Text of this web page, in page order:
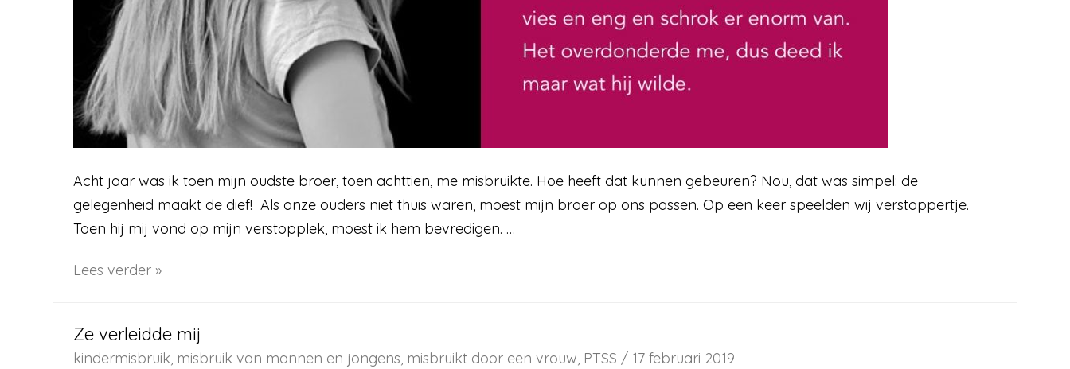
Acht jaar was ik toen mijn oudste broer, toen achttien, me misbruikte. Hoe heeft dat kunnen gebeuren? Nou, dat was simpel: de
gelegenheid maakt de dief! Als onze ouders niet thuis waren, moest mijn broer op ons passen. Op een keer speelden wij verstoppertje.
Toen hij mij vond op mijn verstopplek, moest ik hem bevredigen. …
Zo
Lees verder »
Ze verleidde mij
kindermisbruik, misbruik van mannen en jongens, misbruikt door een vrouw, PTSS / 17 februari 2019